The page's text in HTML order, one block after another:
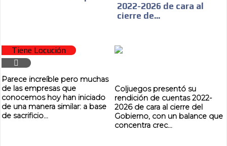
SUPER TÉCNICOS
CONTACTAR
FACEBOOK
Tiene Locución
Parece increíble pero muchas
de las empresas que
conocemos hoy han iniciado
de una manera similar: a base
de sacrificio...
2022-2026 de cara al
cierre de...
Coljuegos presentó su
rendición de cuentas 2022-
2026 de cara al cierre del
Gobierno, con un balance que
concentra crec...